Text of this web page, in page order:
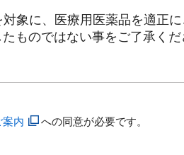
対象に、医療用医薬品を適正に
ものではない事をご了承くだ
案内 への同意が必要です。